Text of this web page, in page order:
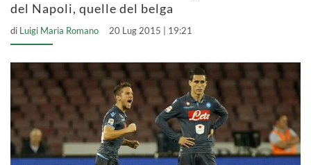
del Napoli, quelle del belga
di Luigi Maria Romano 20 Lug 2015 | 19:21